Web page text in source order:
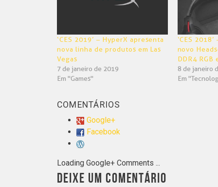
‘CES 2019’ – HyperX apresenta
nova linha de produtos em Las
Vegas
7 de janeiro de 2019
Em "Games"
‘CES
novo
DDR4 RGB
8 de janeiro
Em
COMENTÁRIOS
Google+
Facebook
Loading Google+ Comments ...
DEIXE UM COMENTÁRIO